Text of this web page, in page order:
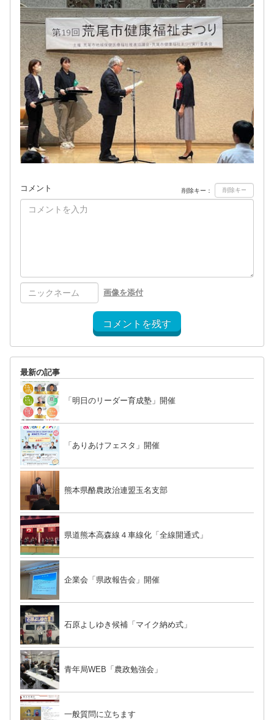
コメント 削除キー：
画像を添付
コメントを残す
最新の記事
「明日のリーダー育成塾」開催
「ありあけフェスタ」開催
熊本県酪農政治連盟玉名支部
県道熊本高森線４車線化「全線開通式」
企業会「県政報告会」開催
石原よしゆき候補「マイク納め式」
青年局WEB「農政勉強会」
一般質問に立ちます